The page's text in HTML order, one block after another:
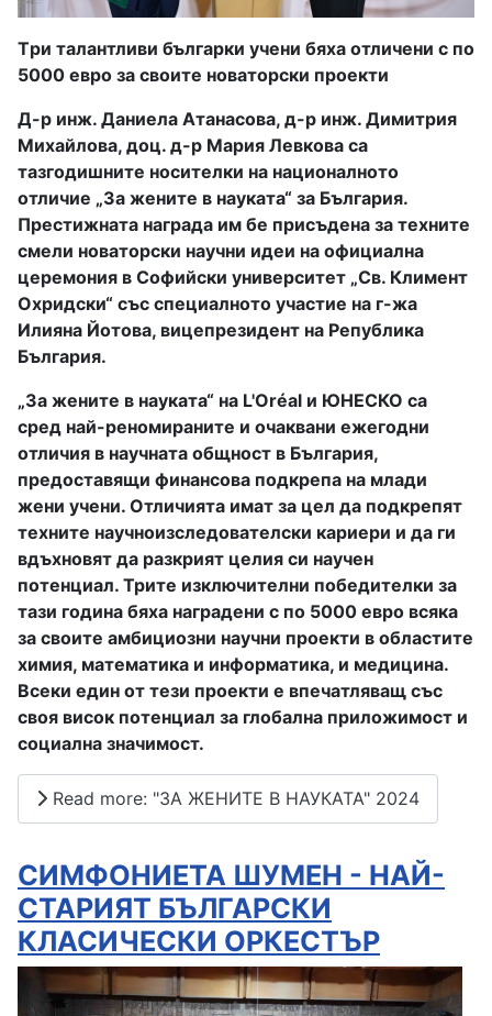
Tри талантливи българки учени бяха отличени с по
5000 евро за своите новаторски проекти
Д-р инж. Даниела Атанасова, д-р инж. Димитрия
Михайлова, доц. д-р Мария Левкова са
тазгодишните носителки на националното
отличиe „За жените в науката“ за България.
Престижната награда им бе присъдена за техните
смели новаторски научни идеи на официална
церемония в Софийски университет „Св. Климент
Охридски“ със специалното участие на г-жа
Илияна Йотова, вицепрезидент на Република
България.
„За жените в науката“ на L'Oréal и ЮНЕСКО са
сред най-реномираните и очаквани ежегодни
отличия в научната общност в България,
предоставящи финансова подкрепа на млади
жени учени. Отличията имат за цел да подкрепят
техните научноизследователски кариери и да ги
вдъхновят да разкрият целия си научен
потенциал. Трите изключителни победителки за
тази година бяха наградени с по 5000 евро всяка
за своите амбициозни научни проекти в областите
химия, математика и информатика, и медицина.
Всеки един от тези проекти е впечатляващ със
своя висок потенциал за глобална приложимост и
социална значимост.
Read more: "ЗА ЖЕНИТЕ В НАУКАТА" 2024
СИМФОНИЕТА ШУМЕН - НАЙ-
СТАРИЯТ БЪЛГАРСКИ
КЛАСИЧЕСКИ ОРКЕСТЪР